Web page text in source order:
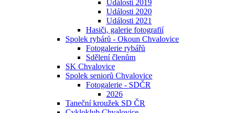
Události 2019
Události 2020
Události 2021
Hasiči, galerie fotografií
Spolek rybárů - Okoun Chvalovice
Fotogalerie rybářů
Sdělení členům
SK Chvalovice
Spolek seniorů Chvalovice
Fotogalerie - SDČR
2026
Taneční kroužek SD ČR